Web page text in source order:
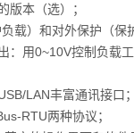
版本（选）；
载）和对外保护（保
：用0~10V控制负载
LAN丰富通讯接口；
RTU两种协议；